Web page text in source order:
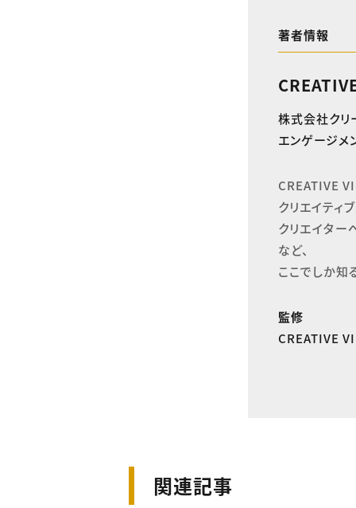
著者情報
株式会社クリ
エンゲージメ
CREATIVE
クリエイティ
クリエイター
など、
ここでしか知
監修
CREATIVE
関連記事